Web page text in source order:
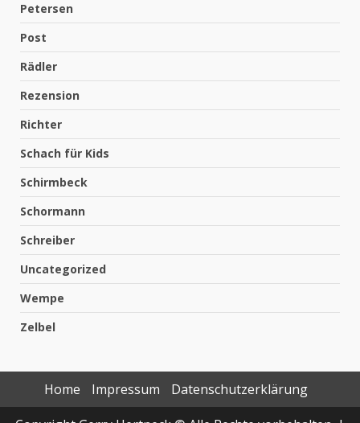
Petersen
Post
Rädler
Rezension
Richter
Schach für Kids
Schirmbeck
Schormann
Schreiber
Uncategorized
Wempe
Zelbel
Home Impressum
Datenschutzerklärung